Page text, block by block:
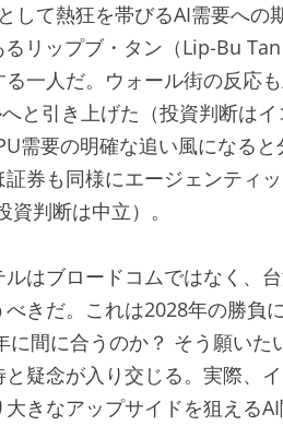
して熱狂を帯びるAI需要への
リップブ・タン（Lip-Bu
一人だ。ウォール街の反応
と引き上げた（投資判断はイ
需要の明確な追い風になると
券も同様にエージェンティ
判断は中立）。
はブロードコムではなく、
きだ。これは2028年の勝負に
間に合うのか？ そう願いた
疑念が入り交じる。実際、
きなアップサイドを狙える